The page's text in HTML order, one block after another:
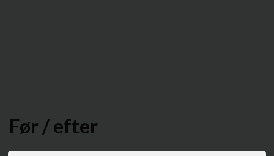
Før / efter